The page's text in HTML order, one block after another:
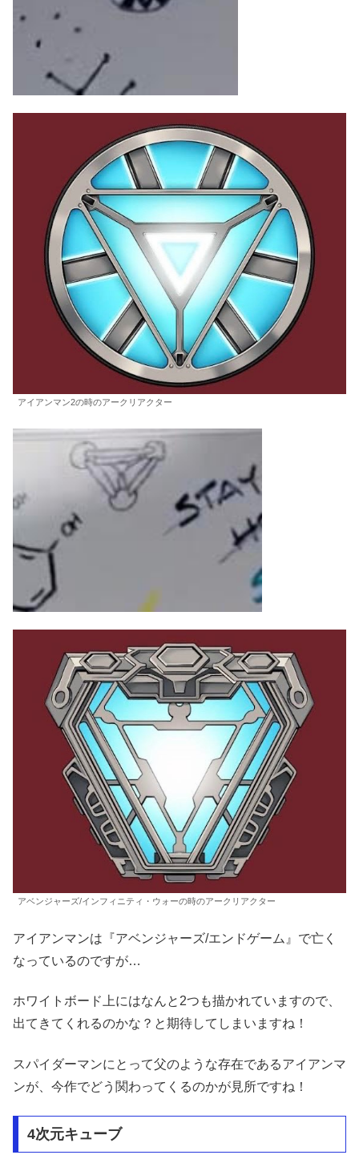
アイアンマン2の時のアークリアクター
アベンジャーズ/インフィニティ・ウォーの時のアークリアクター
アイアンマンは『アベンジャーズ/エンドゲーム』で亡く
なっているのですが…
ホワイトボード上にはなんと2つも描かれていますので、
出てきてくれるのかな？と期待してしまいますね！
スパイダーマンにとって父のような存在であるアイアンマ
ンが、今作でどう関わってくるのかが見所ですね！
4次元キューブ